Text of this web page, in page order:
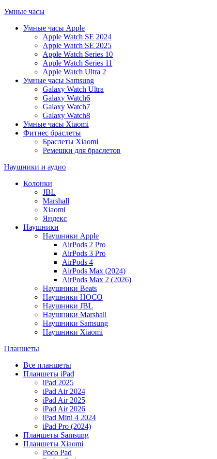
Умные часы
Умные часы Apple
Apple Watch SE 2024
Apple Watch SE 2025
Apple Watch Series 10
Apple Watch Series 11
Apple Watch Ultra 2
Умные часы Samsung
Galaxy Watch Ultra
Galaxy Watch6
Galaxy Watch7
Galaxy Watch8
Умные часы Xiaomi
Фитнес браслеты
Браслеты Xiaomi
Ремешки для браслетов
Наушники и аудио
Колонки
JBL
Marshall
Xiaomi
Яндекс
Наушники
Наушники Apple
AirPods 2 Pro
AirPods 3 Pro
AirPods 4
AirPods Max (2024)
AirPods Max 2 (2026)
Наушники Beats
Наушники HOCO
Наушники JBL
Наушники Marshall
Наушники Samsung
Наушники Xiaomi
Планшеты
Все планшеты
Планшеты iPad
iPad 2025
iPad Air 2024
iPad Air 2025
iPad Air 2026
iPad Mini 4 2024
iPad Pro (2024)
Планшеты Samsung
Планшеты Xiaomi
Poco Pad